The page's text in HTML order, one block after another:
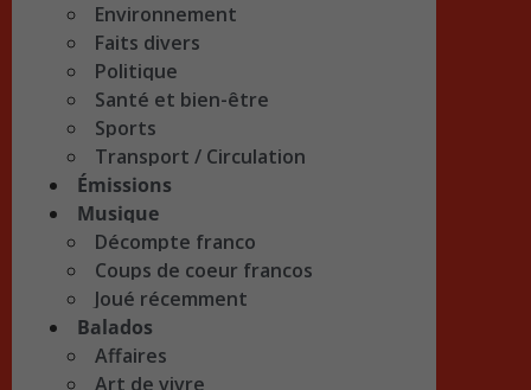
Environnement
Faits divers
Politique
Santé et bien-être
Sports
Transport / Circulation
Émissions
Musique
Décompte franco
Coups de coeur francos
Joué récemment
Balados
Affaires
Art de vivre